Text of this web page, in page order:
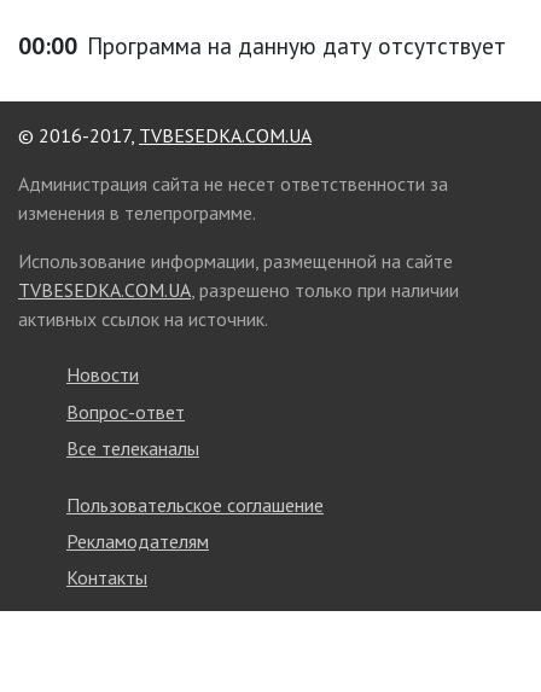
00:00 Программа на данную дату отсутствует
© 2016-2017, TVBESEDKA.COM.UA
Администрация сайта не несет ответственности за
изменения в телепрограмме.
Использование информации, размещенной на сайте
TVBESEDKA.COM.UA, разрешено только при наличии
активных ссылок на источник.
Новости
Вопрос-ответ
Все телеканалы
Пользовательское соглашение
Рекламодателям
Контакты